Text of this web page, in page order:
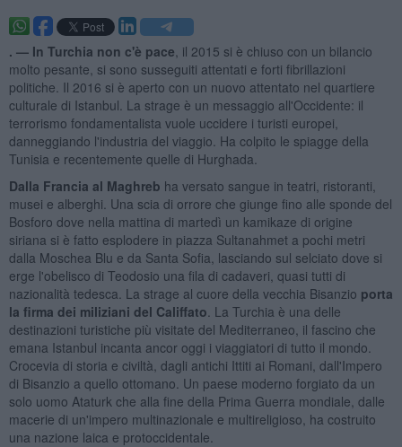
. — In Turchia non c'è pace , il 2015 si è chiuso con un bilancio
molto pesante, si sono susseguiti attentati e forti fibrillazioni
politiche. Il 2016 si è aperto con un nuovo attentato nel quartiere
culturale di Istanbul. La strage è un messaggio all'Occidente: il
terrorismo fondamentalista vuole uccidere i turisti europei,
danneggiando l'industria del viaggio. Ha colpito le spiagge della
Tunisia e recentemente quelle di Hurghada.
Dalla Francia al Maghreb ha versato sangue in teatri, ristoranti,
musei e alberghi. Una scia di orrore che giunge fino alle sponde del
Bosforo dove nella mattina di martedì un kamikaze di origine
siriana si è fatto esplodere in piazza Sultanahmet a pochi metri
dalla Moschea Blu e da Santa Sofia, lasciando sul selciato dove si
erge l'obelisco di Teodosio una fila di cadaveri, quasi tutti di
nazionalità tedesca. La strage al cuore della vecchia Bisanzio porta
la firma dei miliziani del Califfato . La Turchia è una delle
destinazioni turistiche più visitate del Mediterraneo, il fascino che
emana Istanbul incanta ancor oggi i viaggiatori di tutto il mondo.
Crocevia di storia e civiltà, dagli antichi Ittiti ai Romani, dall'Impero
di Bisanzio a quello ottomano. Un paese moderno forgiato da un
solo uomo Ataturk che alla fine della Prima Guerra mondiale, dalle
macerie di un'impero multinazionale e multireligioso, ha costruito
una nazione laica e protoccidentale.